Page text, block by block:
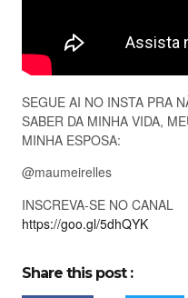
SEGUE AI NO INSTA PRA
SABER DA MINHA VIDA,
MINHA ESPOSA:
@maumeirelles
INSCREVA-SE NO CANAL
https://goo.gl/5dhQYK
Share this post :